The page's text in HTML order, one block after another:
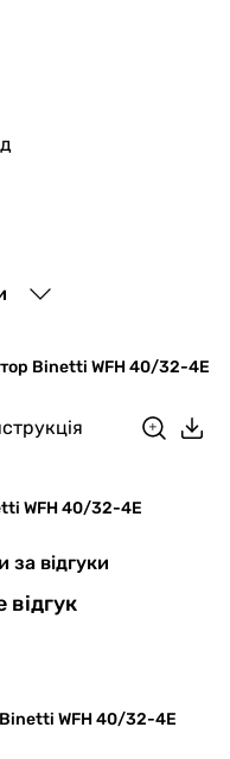
Binetti WFH 40/32-4E
WFH 40/32-4E
за відгуки
WFH 40/32-4E